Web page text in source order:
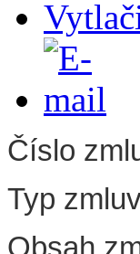
Číslo
Typ